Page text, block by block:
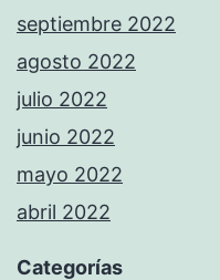
septiembre 2022
agosto 2022
julio 2022
junio 2022
mayo 2022
abril 2022
Categorías